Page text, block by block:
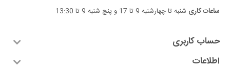
ساعات کاری شنبه تا چهارشنبه 9 تا 17 و پنچ شنبه 9 تا 13:30
حساب کاربری
اطلاعات